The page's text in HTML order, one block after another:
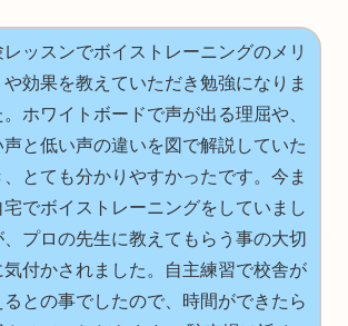
レッスンでボイストレーニングのメリ
や効果を教えていただき勉強になりま
。ホワイトボードで声が出る理屈や、
声と低い声の違いを図で解説していた
、とても分かりやすかったです。今ま
宅でボイストレーニングをしていまし
、プロの先生に教えてもらう事の大切
気付かされました。自主練習で校舎が
るとの事でしたので、時間ができたら